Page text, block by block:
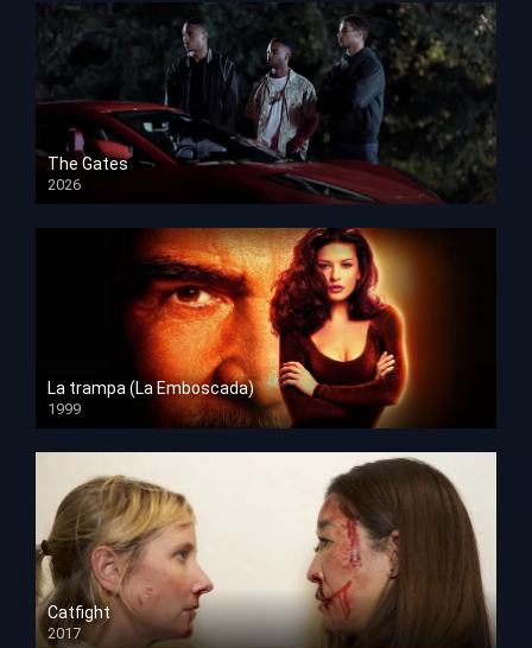
The Gates
2026
HD 1080p
La trampa (La Emboscada)
1999
HD 1080p
Catfight
2017